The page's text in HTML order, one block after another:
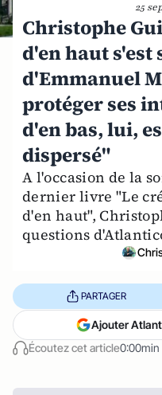
25
Christophe
d'en haut
d'Emmanuel
protéger ses
d'en bas, lui,
dispersé"
A l'occasion de la
dernier livre "Le
d'en haut",
questions
Écoutez cet article0:00min
PARTAGER
Ajouter